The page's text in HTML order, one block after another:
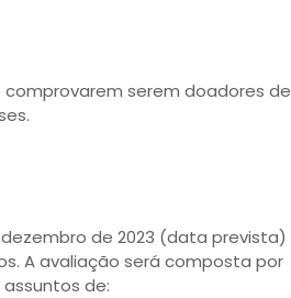
serem doadores de
de 2023 (data prevista)
A avaliação será composta por
de: